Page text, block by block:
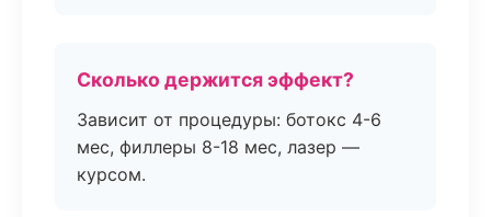
Сколько держится эффект?
Зависит от процедуры: ботокс 4-6
мес, филлеры 8-18 мес, лазер —
курсом.